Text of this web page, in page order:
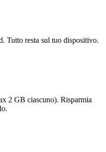
Tutto resta sul tuo dispositivo.
2 GB ciascuno). Risparmia